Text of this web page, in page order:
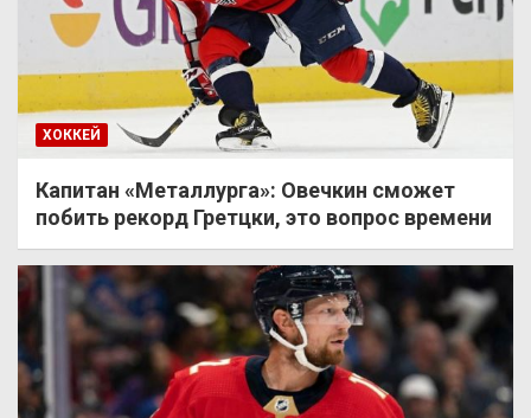
ХОККЕЙ
Капитан «Металлурга»: Овечкин сможет
побить рекорд Гретцки, это вопрос времени